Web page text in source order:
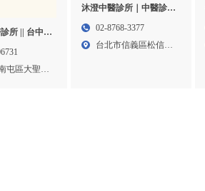
所 || 台中中
台中埋線減
屯區大聖街
沐澄中醫診所｜中醫診
所,中醫減重,台北中醫診
02-8768-3377
台北市信義區松信路